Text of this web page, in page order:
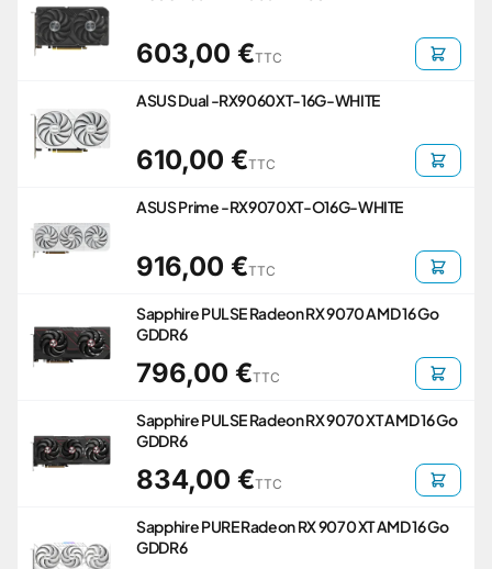
603,00 €TTC
ASUS Dual -RX9060XT-16G-WHITE
610,00 €TTC
ASUS Prime -RX9070XT-O16G-WHITE
916,00 €TTC
Sapphire PULSE Radeon RX 9070 AMD 16 Go
GDDR6
796,00 €TTC
Sapphire PULSE Radeon RX 9070 XT AMD 16 Go
GDDR6
834,00 €TTC
Sapphire PURE Radeon RX 9070 XT AMD 16 Go
GDDR6